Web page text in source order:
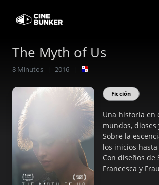
The Myth of Us
8 Minutos | 2016 |
Ficción
Una historia en
mundos, dioses
Sobre la
los inicios
Con diseños de
Francesca y